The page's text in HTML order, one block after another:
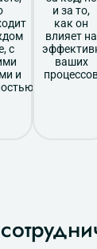
с
и
и за то,
как он
влияет на
ваших